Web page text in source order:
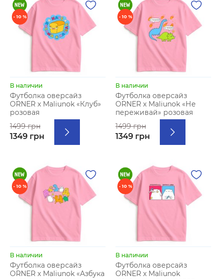
- 10 %
В наличии
Футболка оверсайз
ORNER х Maliunok «Клуб»
розовая
1499 грн
1349 грн
- 10 %
В наличии
Футболка оверсайз
ORNER х Maliunok «Не
переживай» розовая
1499 грн
1349 грн
- 10 %
В наличии
Футболка оверсайз
ORNER х Maliunok «Азбука
- 10 %
В наличии
Футболка оверсайз
ORNER х Maliunok